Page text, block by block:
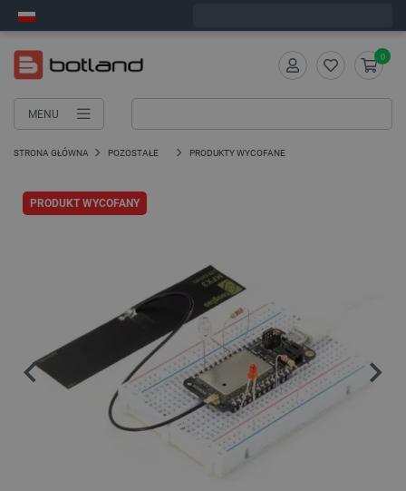
MENU
0
STRONA GŁÓWNA POZOSTAŁE PRODUKTY WYCOFANE
PRODUKT WYCOFANY